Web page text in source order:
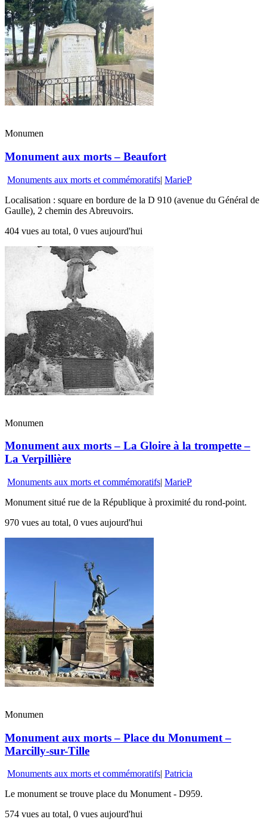
Monumen
Monument aux morts – Beaufort
Monuments aux morts et commémoratifs| MarieP
Localisation : square en bordure de la D 910 (avenue du Général de
Gaulle), 2 chemin des Abreuvoirs.
404 vues au total, 0 vues aujourd'hui
Monumen
Monument aux morts – La Gloire à la trompette –
La Verpillière
Monuments aux morts et commémoratifs| MarieP
Monument situé rue de la République à proximité du rond-point.
970 vues au total, 0 vues aujourd'hui
Monumen
Monument aux morts – Place du Monument –
Marcilly-sur-Tille
Monuments aux morts et commémoratifs| Patricia
Le monument se trouve place du Monument - D959.
574 vues au total, 0 vues aujourd'hui